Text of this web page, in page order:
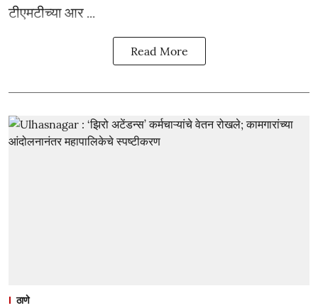
टीएमटीच्या आर ...
Read More
ठाणे